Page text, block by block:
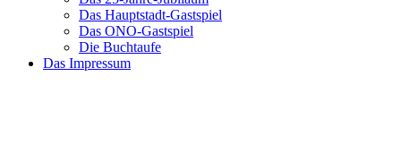
Das Hauptstadt-Gastspiel
Das ONO-Gastspiel
Die Buchtaufe
Das Impressum